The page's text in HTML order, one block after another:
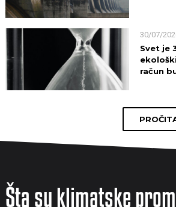
30/07/
Svet je
račun
Šta su klimatske